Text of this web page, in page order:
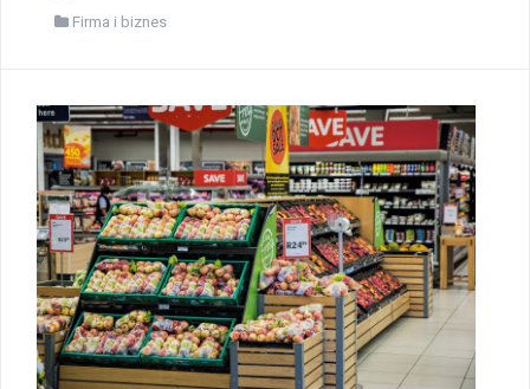
Firma i biznes